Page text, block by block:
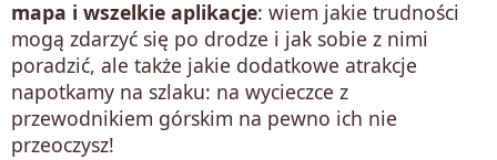
mapa i wszelkie aplikacje: wiem jakie trudności
mogą zdarzyć się po drodze i jak sobie z nimi
poradzić, ale także jakie dodatkowe atrakcje
napotkamy na szlaku: na wycieczce z
przewodnikiem górskim na pewno ich nie
przeoczysz!